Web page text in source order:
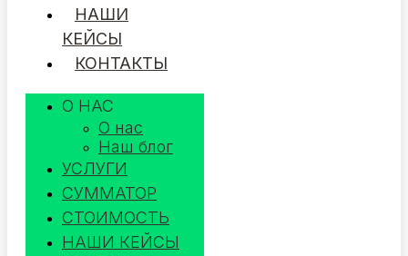
НАШИ
КЕЙСЫ
КОНТАКТЫ
О НАС
О нас
Наш блог
УСЛУГИ
СУММАТОР
СТОИМОСТЬ
НАШИ КЕЙСЫ